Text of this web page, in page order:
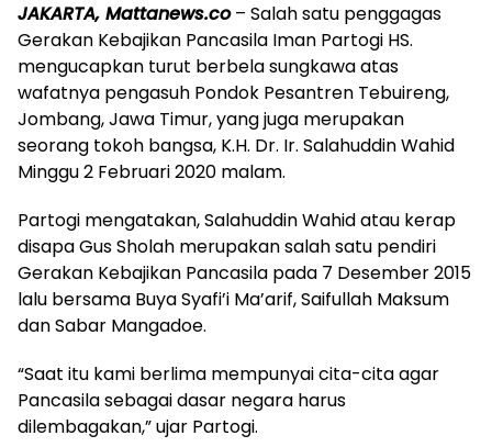
JAKARTA, Mattanews.co– Salah satu penggagas
Gerakan Kebajikan Pancasila Iman Partogi HS.
mengucapkan turut berbela sungkawa atas
wafatnya pengasuh Pondok Pesantren Tebuireng,
Jombang, Jawa Timur, yang juga merupakan
seorang tokoh bangsa, K.H. Dr. Ir. Salahuddin Wahid
Minggu 2 Februari 2020 malam.
Partogi mengatakan, Salahuddin Wahid atau kerap
disapa Gus Sholah merupakan salah satu pendiri
Gerakan Kebajikan Pancasila pada 7 Desember 2015
lalu bersama Buya Syafi’i Ma’arif, Saifullah Maksum
dan Sabar Mangadoe.
“Saat itu kami berlima mempunyai cita-cita agar
Pancasila sebagai dasar negara harus
dilembagakan,” ujar Partogi.